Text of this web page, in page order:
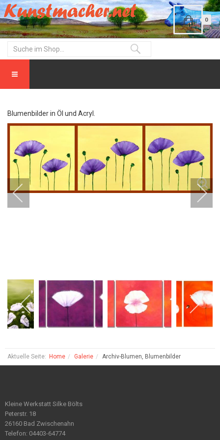
0
Blumenbilder in Öl und Acryl.
Aktuelle Seite: Home Galerie Archiv-Blumen, Blumenbilder
Kleine Werkstatt Silke Bölts
Peterstr. 18
26160 Bad Zwischenahn
Telefon: 04403-64774